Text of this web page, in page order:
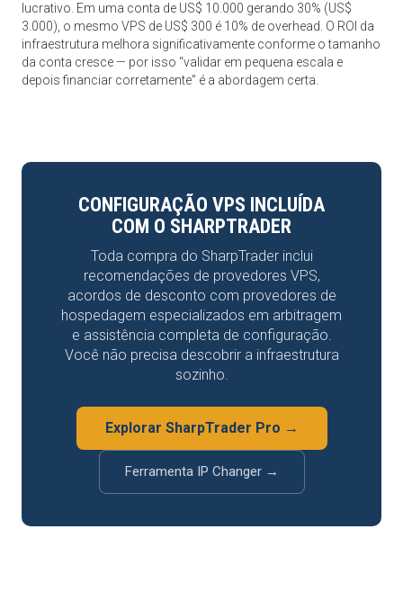
lucrativo. Em uma conta de US$ 10.000 gerando 30% (US$
3.000), o mesmo VPS de US$ 300 é 10% de overhead. O ROI da
infraestrutura melhora significativamente conforme o tamanho
da conta cresce — por isso “validar em pequena escala e
depois financiar corretamente” é a abordagem certa.
CONFIGURAÇÃO VPS INCLUÍDA
COM O SHARPTRADER
Toda compra do SharpTrader inclui
recomendações de provedores VPS,
acordos de desconto com provedores de
hospedagem especializados em arbitragem
e assistência completa de configuração.
Você não precisa descobrir a infraestrutura
sozinho.
Explorar SharpTrader Pro →
Ferramenta IP Changer →